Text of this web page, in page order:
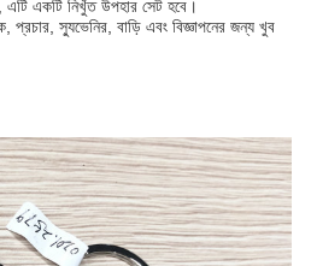
একটি নিখুঁত উপহার সেট হবে।
প্রচার, স্যুভেনির, বাড়ি এবং বিজ্ঞাপনের জন্য খুব